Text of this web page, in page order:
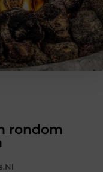
rondom